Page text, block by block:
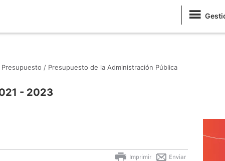
Presupuesto / Presupuesto de la Administración Pública
- 2023
Enviar
Imprimir